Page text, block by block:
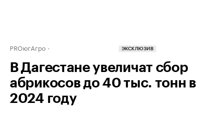
PROюгАгро ЭКСКЛЮЗИВ
В Дагестане увеличат сбор
абрикосов до 40 тыс. тонн в
2024 году